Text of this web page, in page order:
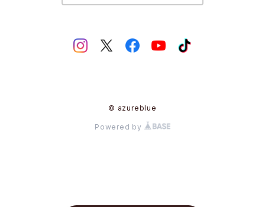
© azureblue
Powered by